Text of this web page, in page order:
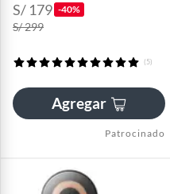
S/ 179 -40%
S/ 299
(5)
Agregar
Patrocinado